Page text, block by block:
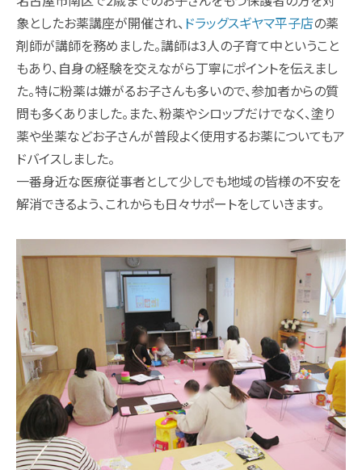
象としたお薬講座が開催され、 ドラッグスギヤマ平子店の薬
剤師が講師を務めました。講師は3人の子育て中ということ
もあり、自身の経験を交えながら丁寧にポイントを伝えまし
た。特に粉薬は嫌がるお子さんも多いので、参加者からの質
問も多くありました。また、粉薬やシロップだけでなく、塗り
薬や坐薬などお子さんが普段よく使用するお薬についてもア
ドバイスしました。
一番身近な医療従事者として少しでも地域の皆様の不安を
解消できるよう、これからも日々サポートをしていきます。